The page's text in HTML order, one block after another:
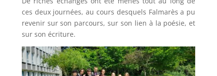
ces deux journées, au cours desquels Falmarès a pu
revenir sur son parcours, sur son lien à la poésie, et
sur son écriture.